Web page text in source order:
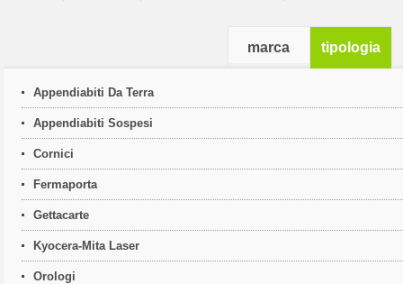
tipologia
Appendiabiti Da Terra
Appendiabiti Sospesi
Cornici
Fermaporta
Gettacarte
Kyocera-Mita Laser
Orologi
marca